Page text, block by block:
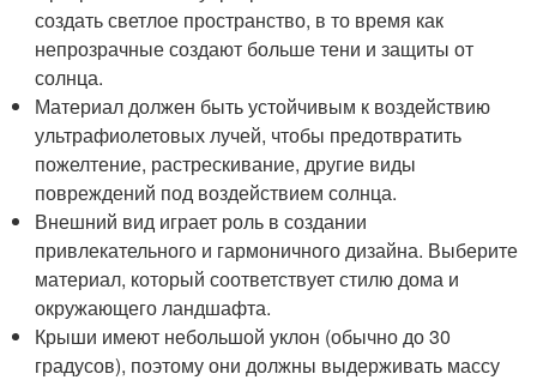
создать светлое пространство, в то время как
непрозрачные создают больше тени и защиты от
солнца.
Материал должен быть устойчивым к воздействию
ультрафиолетовых лучей, чтобы предотвратить
пожелтение, растрескивание, другие виды
повреждений под воздействием солнца.
Внешний вид играет роль в создании
привлекательного и гармоничного дизайна. Выберите
материал, который соответствует стилю дома и
окружающего ландшафта.
Крыши имеют небольшой уклон (обычно до 30
градусов), поэтому они должны выдерживать массу